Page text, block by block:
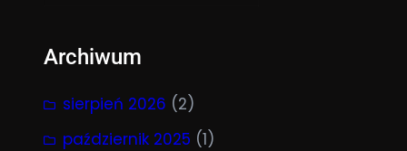
Archiwum
sierpień 2026 (2)
październik 2025 (1)